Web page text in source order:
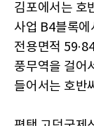
김포에서는 호
사업 B4블록
전용면적
풍무역을 걸어
들어서는 호반